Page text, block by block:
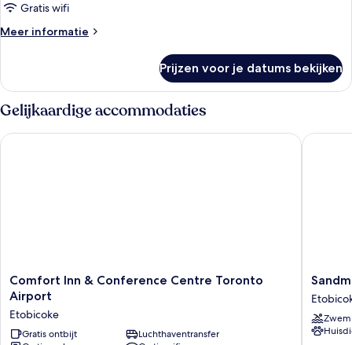
Gratis wifi
Meer informatie
Meer
kamer
Prijzen voor je datums bekijken
Gelijkaardige accommodaties
Comfort
Inn
Conference
Centre
Comfort Inn & Conference Centre Toronto
Airport
Etobicoke
Gratis ontbijt
Luchthaventransfer
Comfort Inn & Conference Centre Toronto Airport
Toronto
Airport
Hotel